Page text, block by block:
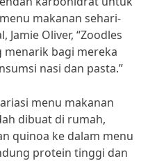
makanan sehari-
Oliver, “Zoodles
menarik bagi mereka
nasi dan pasta.”
menu makanan
dibuat di rumah,
quinoa ke dalam menu
protein tinggi dan